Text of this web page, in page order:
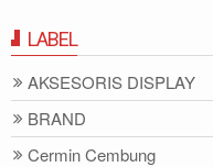
LABEL
AKSESORIS DISPLAY
BRAND
Cermin Cembung